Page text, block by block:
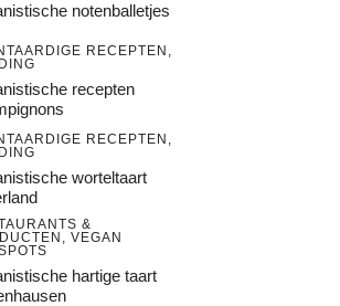
notenballetjes
RECEPTEN ,
recepten
RECEPTEN ,
worteltaart
&
, VEGAN
hartige taart